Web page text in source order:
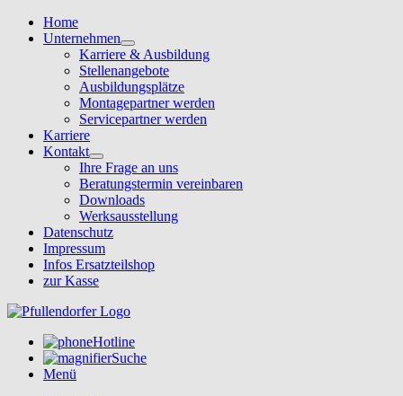
Home
Unternehmen
Karriere & Ausbildung
Stellenangebote
Ausbildungsplätze
Montagepartner werden
Servicepartner werden
Karriere
Kontakt
Ihre Frage an uns
Beratungstermin vereinbaren
Downloads
Werksausstellung
Datenschutz
Impressum
Infos Ersatzteilshop
zur Kasse
Hotline
Suche
Menü